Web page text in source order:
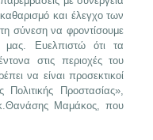
καθαρισμό και έλεγχο των
σύνεση να φροντίσουμε
Ευελπιστώ ότι τα
στις περιοχές του
να είναι προσεκτικοί
Προστασίας»,
Μαμάκος, που